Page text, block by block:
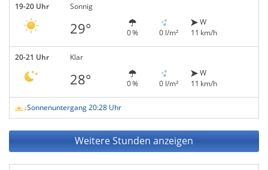
19-20 Uhr Sonnig
29° 0 % 0 l/m²
W
11 km/h
20-21 Uhr Klar
28° 0 % 0 l/m²
W
11 km/h
Sonnenuntergang 20:28 Uhr
Weitere Stunden anzeigen